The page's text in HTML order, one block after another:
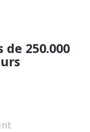
250.000